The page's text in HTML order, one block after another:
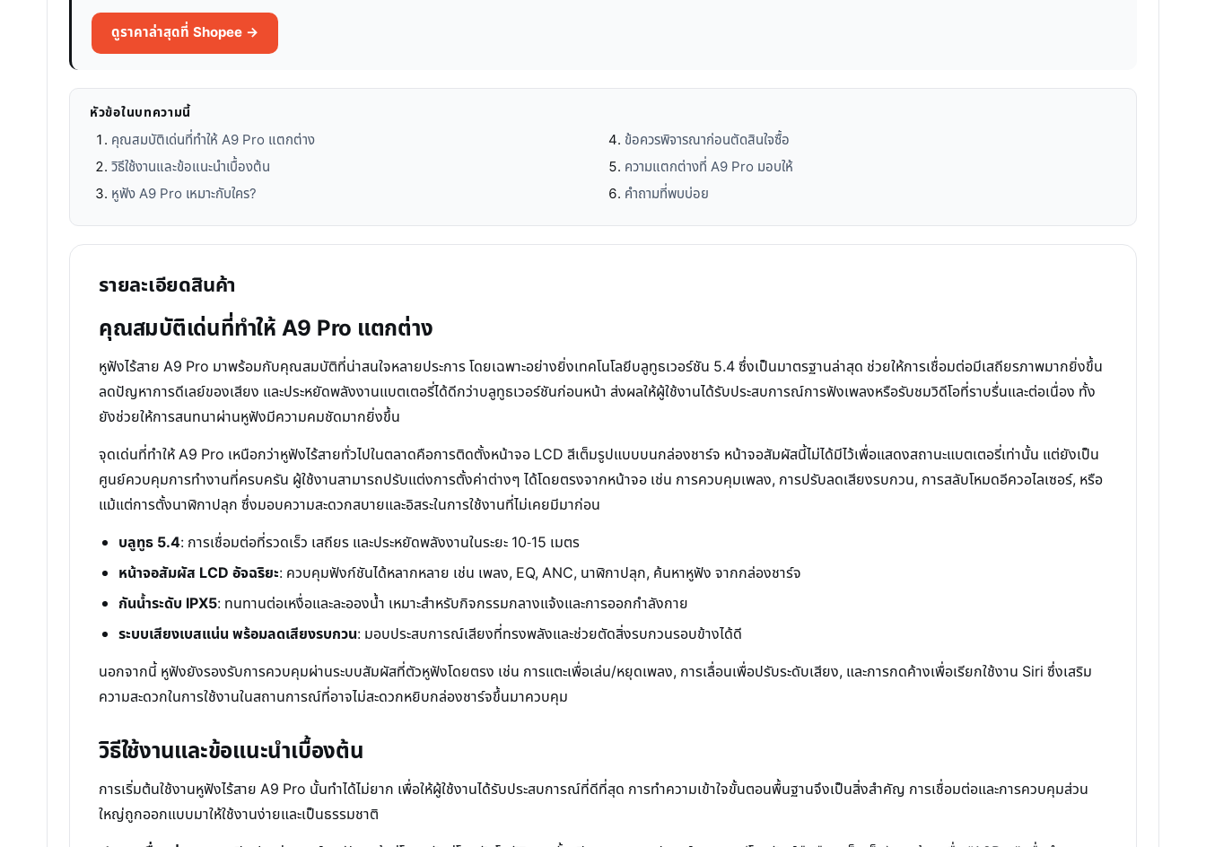
ดูราคาล่าสุดที่ Shopee →
หัวข้อในบทความนี้
คุณสมบัติเด่นที่ทำให้ A9 Pro แตกต่าง
วิธีใช้งานและข้อแนะนำเบื้องต้น
หูฟัง A9 Pro เหมาะกับใคร?
ข้อควรพิจารณาก่อนตัดสินใจซื้อ
ความแตกต่างที่ A9 Pro มอบให้
คำถามที่พบบ่อย
รายละเอียดสินค้า
คุณสมบัติเด่นที่ทำให้ A9 Pro แตกต่าง
หูฟังไร้สาย A9 Pro มาพร้อมกับคุณสมบัติที่น่าสนใจหลายประการ โดยเฉพาะอย่างยิ่งเทคโนโลยีบลูทูธเวอร์ชัน 5.4 ซึ่งเป็นมาตรฐานล่าสุด ช่วยให้การเชื่อมต่อมีเสถียรภาพมากยิ่งขึ้น
ลดปัญหาการดีเลย์ของเสียง และประหยัดพลังงานแบตเตอรี่ได้ดีกว่าบลูทูธเวอร์ชันก่อนหน้า ส่งผลให้ผู้ใช้งานได้รับประสบการณ์การฟังเพลงหรือรับชมวิดีโอที่ราบรื่นและต่อเนื่อง ทั้ง
ยังช่วยให้การสนทนาผ่านหูฟังมีความคมชัดมากยิ่งขึ้น
จุดเด่นที่ทำให้ A9 Pro เหนือกว่าหูฟังไร้สายทั่วไปในตลาดคือการติดตั้งหน้าจอ LCD สีเต็มรูปแบบบนกล่องชาร์จ หน้าจอสัมผัสนี้ไม่ได้มีไว้เพื่อแสดงสถานะแบตเตอรี่เท่านั้น แต่ยังเป็น
ศูนย์ควบคุมการทำงานที่ครบครัน ผู้ใช้งานสามารถปรับแต่งการตั้งค่าต่างๆ ได้โดยตรงจากหน้าจอ เช่น การควบคุมเพลง, การปรับลดเสียงรบกวน, การสลับโหมดอีควอไลเซอร์, หรือ
แม้แต่การตั้งนาฬิกาปลุก ซึ่งมอบความสะดวกสบายและอิสระในการใช้งานที่ไม่เคยมีมาก่อน
บลูทูธ 5.4: การเชื่อมต่อที่รวดเร็ว เสถียร และประหยัดพลังงานในระยะ 10-15 เมตร
หน้าจอสัมผัส LCD อัจฉริยะ: ควบคุมฟังก์ชันได้หลากหลาย เช่น เพลง, EQ, ANC, นาฬิกาปลุก, ค้นหาหูฟัง จากกล่องชาร์จ
กันน้ำระดับ IPX5: ทนทานต่อเหงื่อและละอองน้ำ เหมาะสำหรับกิจกรรมกลางแจ้งและการออกกำลังกาย
ระบบเสียงเบสแน่น พร้อมลดเสียงรบกวน: มอบประสบการณ์เสียงที่ทรงพลังและช่วยตัดสิ่งรบกวนรอบข้างได้ดี
นอกจากนี้ หูฟังยังรองรับการควบคุมผ่านระบบสัมผัสที่ตัวหูฟังโดยตรง เช่น การแตะเพื่อเล่น/หยุดเพลง, การเลื่อนเพื่อปรับระดับเสียง, และการกดค้างเพื่อเรียกใช้งาน Siri ซึ่งเสริม
ความสะดวกในการใช้งานในสถานการณ์ที่อาจไม่สะดวกหยิบกล่องชาร์จขึ้นมาควบคุม
วิธีใช้งานและข้อแนะนำเบื้องต้น
การเริ่มต้นใช้งานหูฟังไร้สาย A9 Pro นั้นทำได้ไม่ยาก เพื่อให้ผู้ใช้งานได้รับประสบการณ์ที่ดีที่สุด การทำความเข้าใจขั้นตอนพื้นฐานจึงเป็นสิ่งสำคัญ การเชื่อมต่อและการควบคุมส่วน
ใหญ่ถูกออกแบบมาให้ใช้งานง่ายและเป็นธรรมชาติ